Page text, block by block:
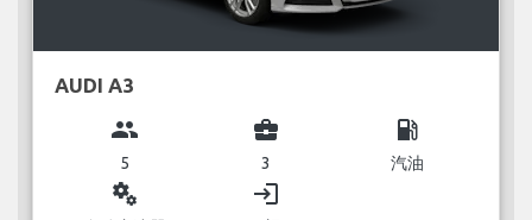
AUDI A3
group
5
business_center
3
local_gas_station
汽油
miscellaneous_services login